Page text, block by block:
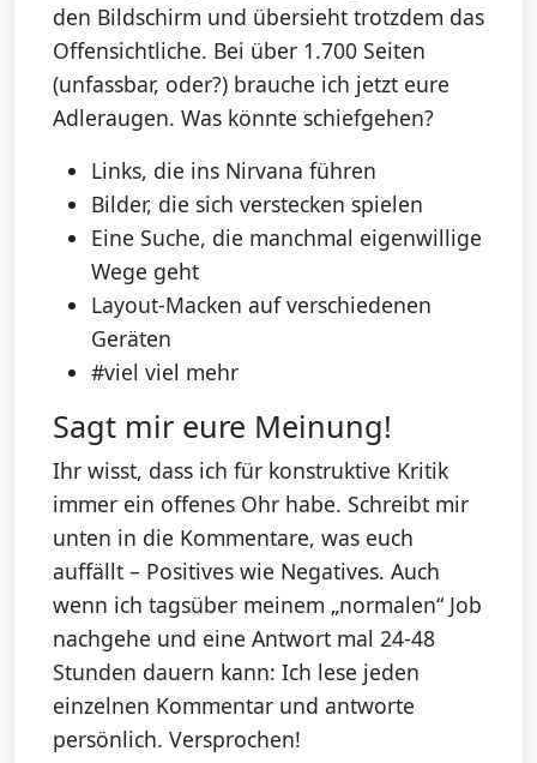
den Bildschirm und übersieht trotzdem das
Offensichtliche. Bei über 1.700 Seiten
(unfassbar, oder?) brauche ich jetzt eure
Adleraugen. Was könnte schiefgehen?
Links, die ins Nirvana führen
Bilder, die sich verstecken spielen
Eine Suche, die manchmal eigenwillige
Wege geht
Layout-Macken auf verschiedenen
Geräten
#viel viel mehr
Sagt mir eure Meinung!
Ihr wisst, dass ich für konstruktive Kritik
immer ein offenes Ohr habe. Schreibt mir
unten in die Kommentare, was euch
auffällt – Positives wie Negatives. Auch
wenn ich tagsüber meinem „normalen“ Job
nachgehe und eine Antwort mal 24-48
Stunden dauern kann: Ich lese jeden
einzelnen Kommentar und antworte
persönlich. Versprochen!